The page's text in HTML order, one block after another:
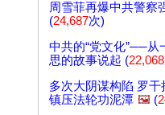
周雪菲再爆中共警察
(24,687次)
中共的“党文化”──从
思的故事说起 (22,068
多次大阴谋构陷 罗干
镇压法轮功泥潭 🖼️ (